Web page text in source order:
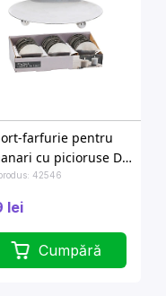
farfurie pentru
cu picioruse D8
argintiu
42546
lei
Cumpără